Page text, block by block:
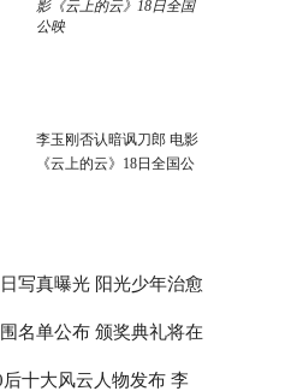
李玉刚否认暗讽刀郎 电影
《云上的云》18日全国公
写真曝光 阳光少年治愈
名单公布 颁奖典礼将在
举行
后十大风云人物发布 李